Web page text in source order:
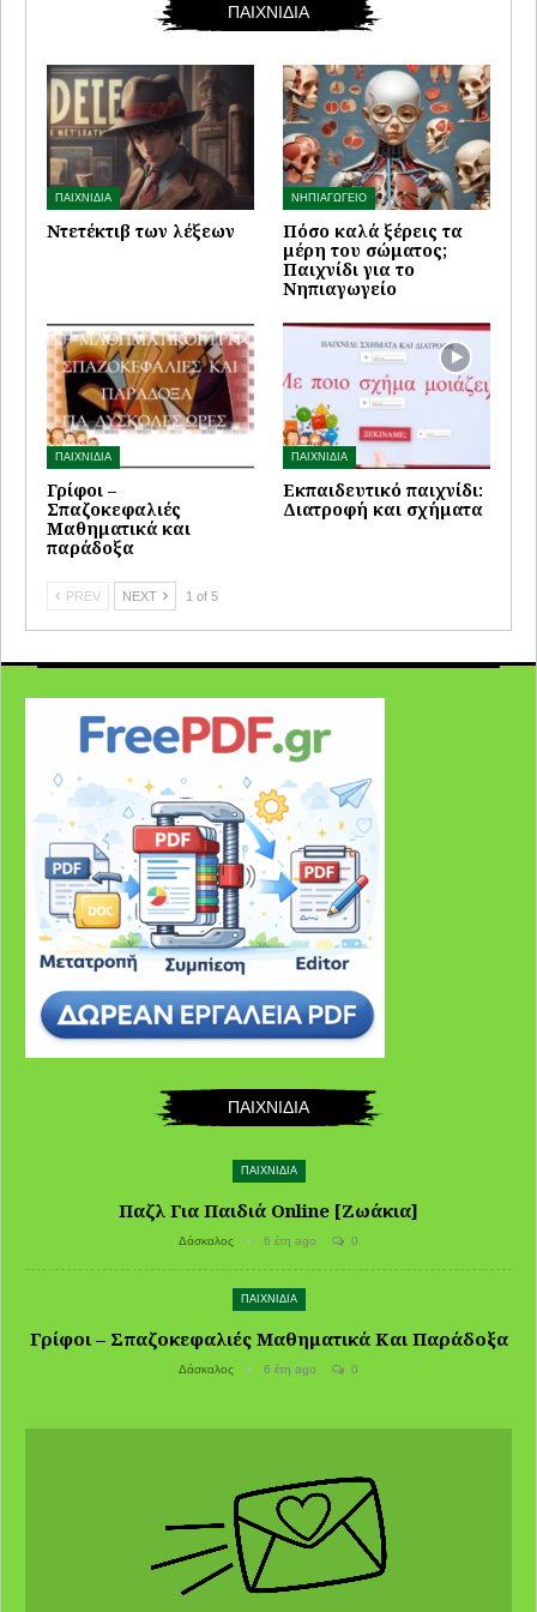
ΠΑΙΧΝΙΔΙΑ
ΠΑΙΧΝΙΔΙΑ
Ντετέκτιβ των λέξεων
ΝΗΠΙΑΓΩΓΕΙΟ
Πόσο καλά ξέρεις τα
μέρη του σώματος;
Παιχνίδι για το
Νηπιαγωγείο
ΠΑΙΧΝΙΔΙΑ
Γρίφοι –
Σπαζοκεφαλιές
Μαθηματικά και
παράδοξα
ΠΑΙΧΝΙΔΙΑ
Εκπαιδευτικό παιχνίδι:
Διατροφή και σχήματα
PREV NEXT 1 of 5
ΠΑΙΧΝΙΔΙΑ
ΠΑΙΧΝΙΔΙΑ
Παζλ Για Παιδιά Online [Ζωάκια]
Δάσκαλος 6 έτη ago 0
ΠΑΙΧΝΙΔΙΑ
Γρίφοι – Σπαζοκεφαλιές Μαθηματικά Και Παράδοξα
Δάσκαλος 6 έτη ago 0